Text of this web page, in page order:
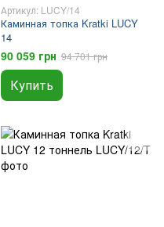
Артикул: LUCY/14
Каминная топка Kratki LUCY
14
90 059 грн 94 701 грн
Купить